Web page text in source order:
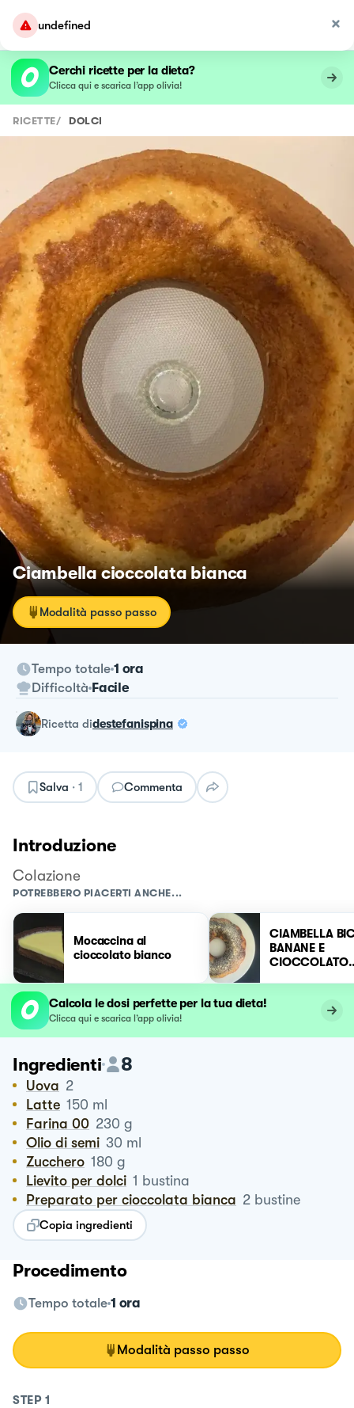
undefined
Cerchi ricette per la dieta?
Clicca qui e scarica l’app olivia!
RICETTE/ DOLCI
Ciambella cioccolata bianca
Modalità passo passo
Tempo totale 1 ora
Difficoltà Facile
ricetta didestefanispina
Salva · 1 Commenta
Introduzione
Colazione
POTREBBERO PIACERTI ANCHE...
Mocaccina al
cioccolato bianco
CIAMBELLA
BANANE E
CIOCCOLATO
Calcola le dosi perfette per la tua dieta!
Clicca qui e scarica l’app olivia!
Ingredienti 8
Uova 2
Latte 150 ml
Farina 00 230 g
Olio di semi 30 ml
Zucchero 180 g
Lievito per dolci 1 bustina
Preparato per cioccolata bianca 2 bustine
Copia ingredienti
Procedimento
Tempo totale 1 ora
Modalità passo passo
STEP 1